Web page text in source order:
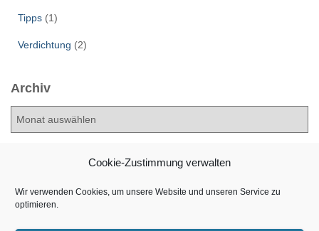
Cookie-Zustimmung verwalten
Wir verwenden Cookies, um unsere Website und unseren Service zu
optimieren.
Tipps (1)
Verdichtung (2)
Archiv
A
v